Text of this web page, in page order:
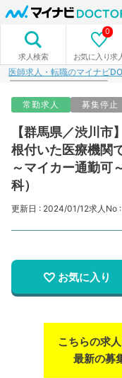
求人検索 お気に入り求
0
医師求人・転職のマイナビ
常勤求人 募集停止
【群馬県／渋川
根付いた医療機関
～マイカー通勤可
科）
更新日 : 2024/01/12求人No
お気に入り
こちらの求
最新の募